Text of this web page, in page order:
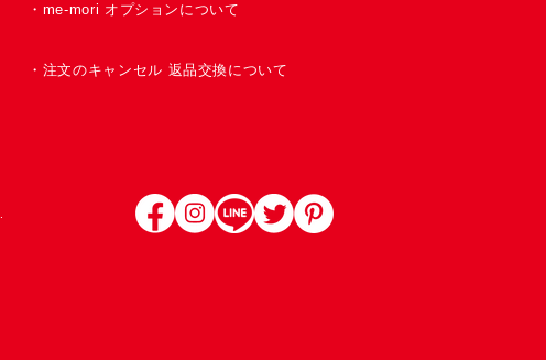
​・me-mori オプションについて
・注文のキャンセル 返品交換について